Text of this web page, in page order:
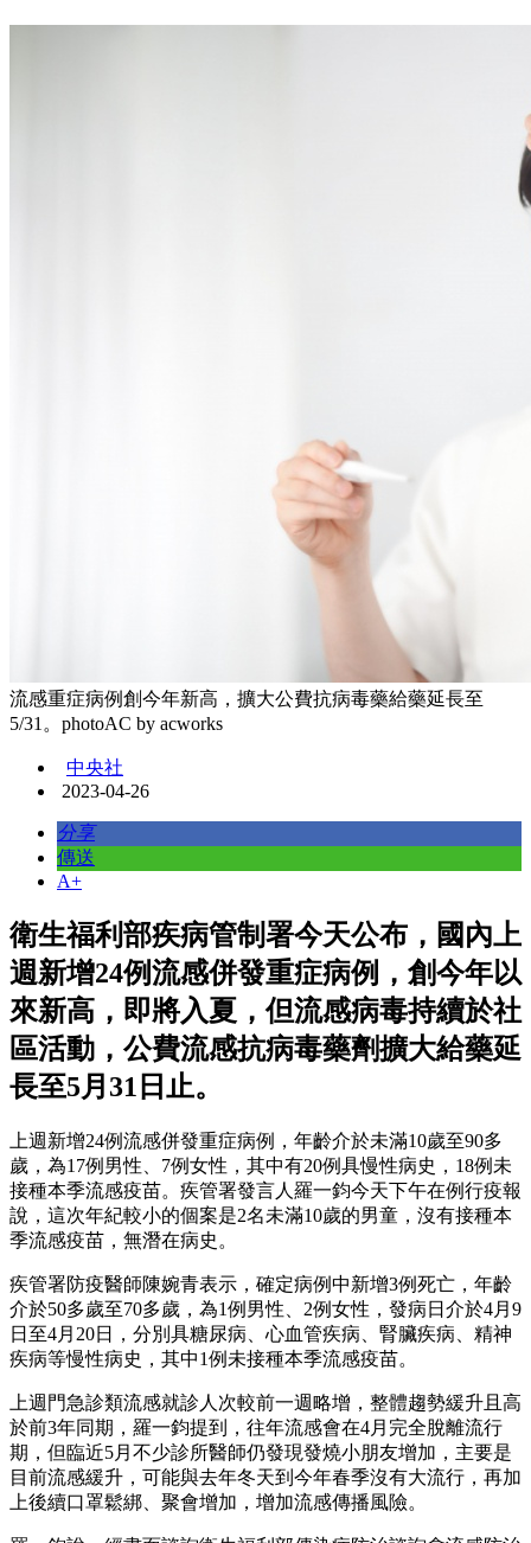
流感重症病例創今年新高，擴大公費抗病毒藥給藥延長至
5/31。photoAC by acworks
中央社
2023-04-26
分享
傳送
A+
衛生福利部疾病管制署今天公布，國內上
週新增24例流感併發重症病例，創今年以
來新高，即將入夏，但流感病毒持續於社
區活動，公費流感抗病毒藥劑擴大給藥延
長至5月31日止。
上週新增24例流感併發重症病例，年齡介於未滿10歲至90多
歲，為17例男性、7例女性，其中有20例具慢性病史，18例未
接種本季流感疫苗。疾管署發言人羅一鈞今天下午在例行疫報
說，這次年紀較小的個案是2名未滿10歲的男童，沒有接種本
季流感疫苗，無潛在病史。
疾管署防疫醫師陳婉青表示，確定病例中新增3例死亡，年齡
介於50多歲至70多歲，為1例男性、2例女性，發病日介於4月9
日至4月20日，分別具糖尿病、心血管疾病、腎臟疾病、精神
疾病等慢性病史，其中1例未接種本季流感疫苗。
上週門急診類流感就診人次較前一週略增，整體趨勢緩升且高
於前3年同期，羅一鈞提到，往年流感會在4月完全脫離流行
期，但臨近5月不少診所醫師仍發現發燒小朋友增加，主要是
目前流感緩升，可能與去年冬天到今年春季沒有大流行，再加
上後續口罩鬆綁、聚會增加，增加流感傳播風險。